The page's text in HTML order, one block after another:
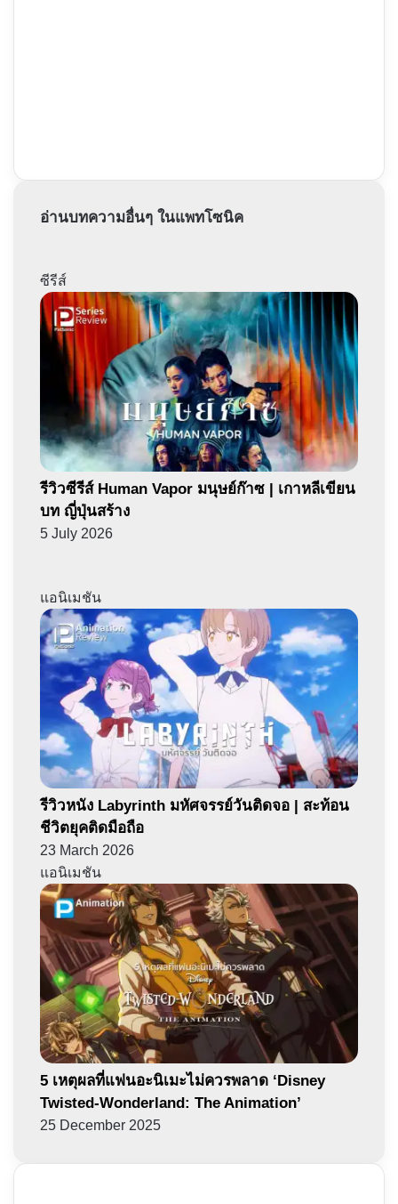
อ่านบทความอื่นๆ ในแพทโซนิค
ซีรีส์
รีวิวซีรีส์ Human Vapor มนุษย์ก๊าซ | เกาหลีเขียน
บท ญี่ปุ่นสร้าง
5 July 2026
แอนิเมชัน
รีวิวหนัง Labyrinth มหัศจรรย์วันติดจอ | สะท้อน
ชีวิตยุคติดมือถือ
23 March 2026
แอนิเมชัน
5 เหตุผลที่แฟนอะนิเมะไม่ควรพลาด ‘Disney
Twisted-Wonderland: The Animation’
25 December 2025